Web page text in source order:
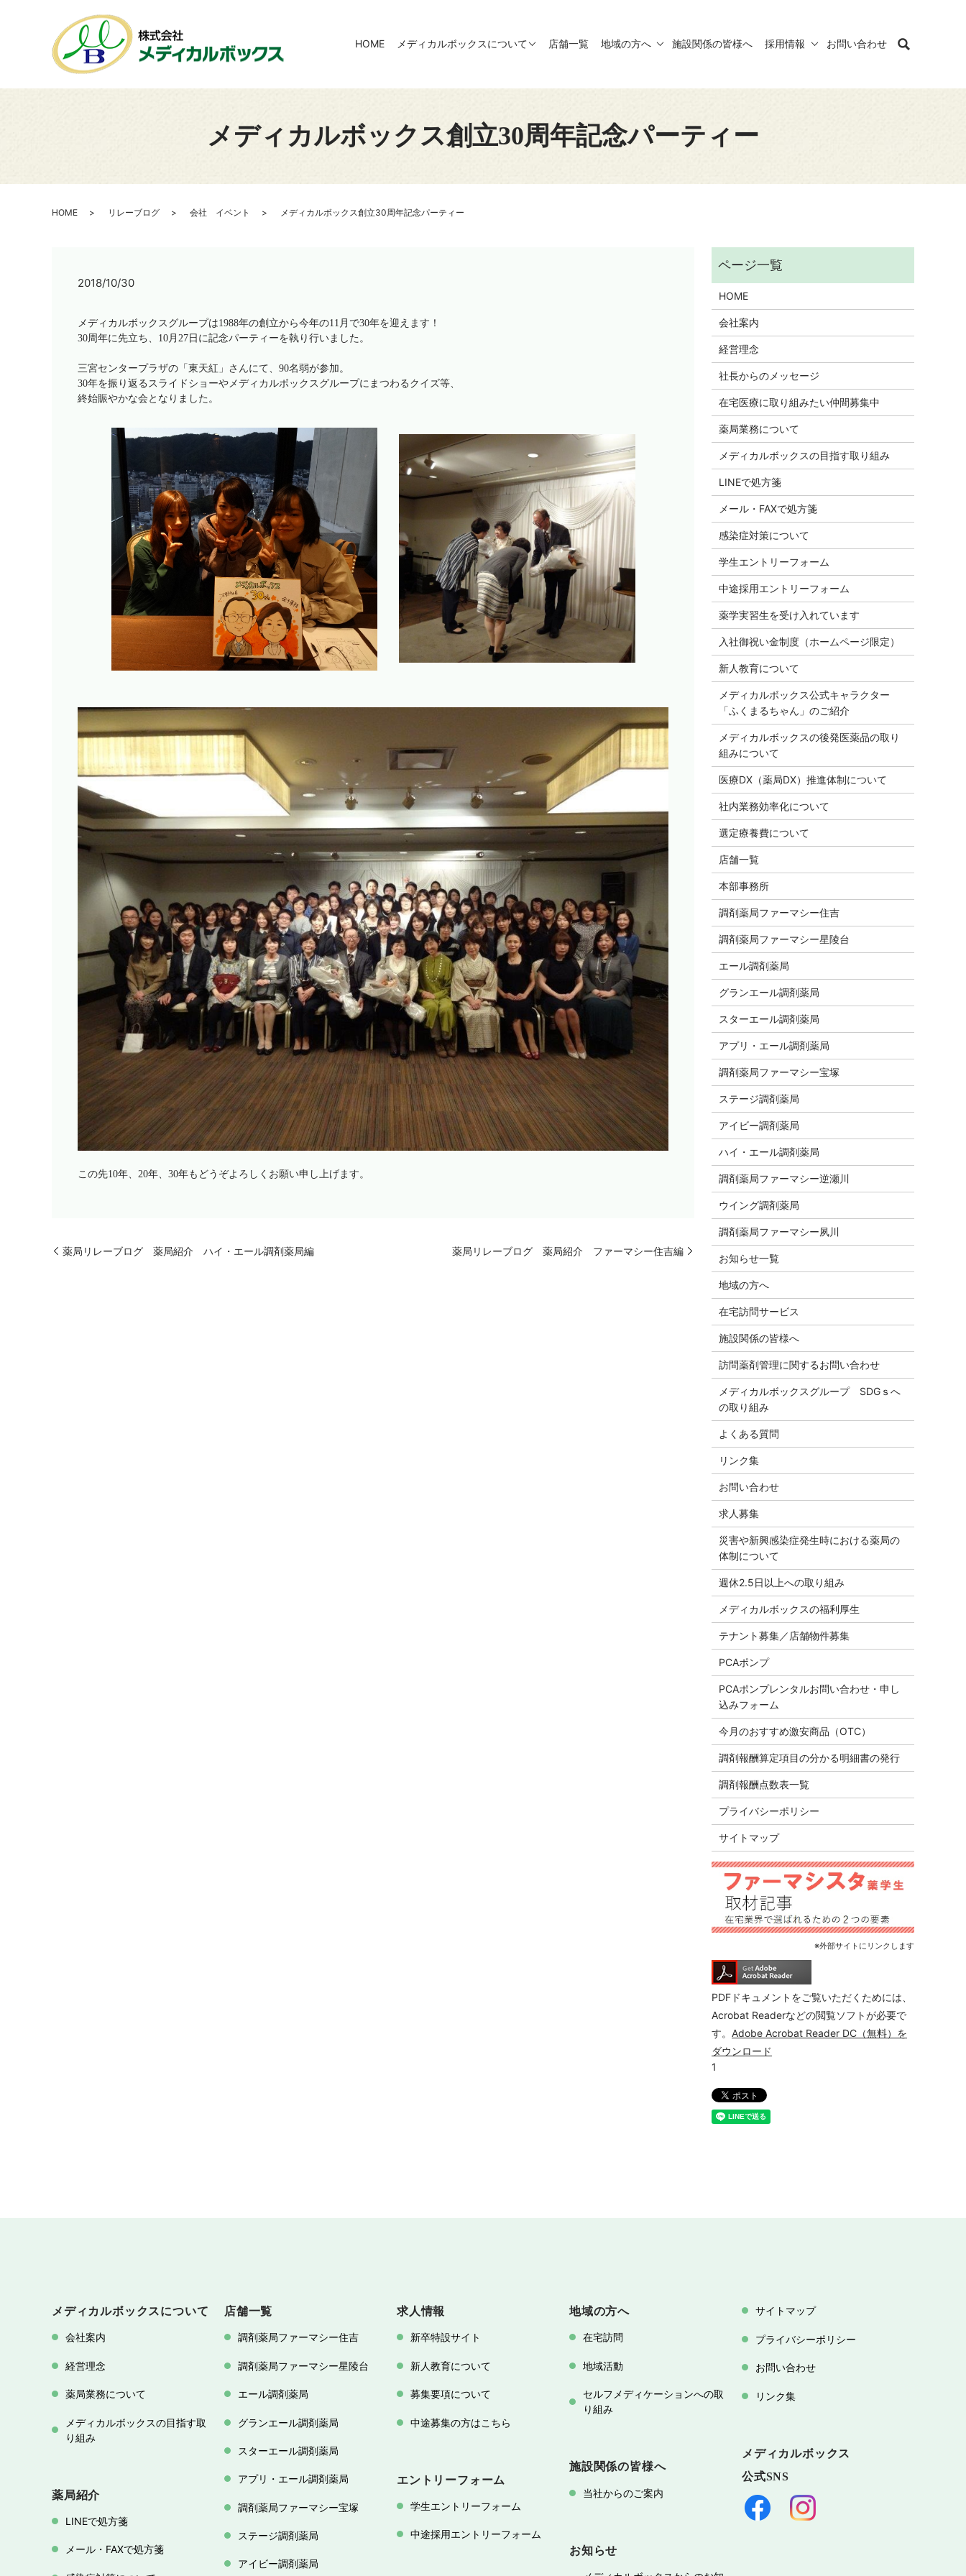
HOME メディカルボックスについて 店舗一覧 地域の方へ 施設関係の皆様へ 採用情報 お問い合わせ
メディカルボックス創立30周年記念パーティー
HOME リレーブログ 会社 イベント メディカルボックス創立30周年記念パーティー
2018/10/30
メディカルボックスグループは1988年の創立から今年の11月で30年を迎えます！
30周年に先立ち、10月27日に記念パーティーを執り行いました。
三宮センタープラザの「東天紅」さんにて、90名弱が参加。
30年を振り返るスライドショーやメディカルボックスグループにまつわるクイズ等、
終始賑やかな会となりました。
この先10年、20年、30年もどうぞよろしくお願い申し上げます。
薬局リレーブログ 薬局紹介 ハイ・エール調剤薬局編 薬局リレーブログ 薬局紹介 ファーマシー住吉編
HOME
会社案内
経営理念
社長からのメッセージ
在宅医療に取り組みたい仲間募集中
薬局業務について
メディカルボックスの目指す取り組み
LINEで処方箋
メール・FAXで処方箋
感染症対策について
学生エントリーフォーム
中途採用エントリーフォーム
薬学実習生を受け入れています
入社御祝い金制度（ホームページ限定）
新人教育について
メディカルボックス公式キャラクター
「ふくまるちゃん」のご紹介
メディカルボックスの後発医薬品の取り
組みについて
医療DX（薬局DX）推進体制について
社内業務効率化について
選定療養費について
店舗一覧
本部事務所
調剤薬局ファーマシー住吉
調剤薬局ファーマシー星陵台
エール調剤薬局
グランエール調剤薬局
スターエール調剤薬局
アプリ・エール調剤薬局
調剤薬局ファーマシー宝塚
ステージ調剤薬局
アイビー調剤薬局
ハイ・エール調剤薬局
調剤薬局ファーマシー逆瀬川
ウイング調剤薬局
調剤薬局ファーマシー夙川
お知らせ一覧
地域の方へ
在宅訪問サービス
施設関係の皆様へ
訪問薬剤管理に関するお問い合わせ
メディカルボックスグループ SDGｓへ
の取り組み
よくある質問
リンク集
お問い合わせ
求人募集
災害や新興感染症発生時における薬局の
体制について
週休2.5日以上への取り組み
メディカルボックスの福利厚生
テナント募集／店舗物件募集
PCAポンプ
PCAポンプレンタルお問い合わせ・申し
込みフォーム
今月のおすすめ激安商品（OTC）
調剤報酬算定項目の分かる明細書の発行
調剤報酬点数表一覧
プライバシーポリシー
サイトマップ
※外部サイトにリンクします
PDFドキュメントをご覧いただくためには、
Acrobat Readerなどの閲覧ソフトが必要で
す。 Adobe Acrobat Reader DC（無料）を
ダウンロード
メディカルボックスについて
会社案内
経営理念
薬局業務について
メディカルボックスの目指す取
り組み
薬局紹介
LINEで処方箋
メール・FAXで処方箋
店舗一覧
調剤薬局ファーマシー住吉
調剤薬局ファーマシー星陵台
エール調剤薬局
グランエール調剤薬局
スターエール調剤薬局
アプリ・エール調剤薬局
調剤薬局ファーマシー宝塚
ステージ調剤薬局
アイビー調剤薬局
求人情報
新卒特設サイト
新人教育について
募集要項について
中途募集の方はこちら
エントリーフォーム
学生エントリーフォーム
中途採用エントリーフォーム
地域の方へ
在宅訪問
地域活動
セルフメディケーションへの取
り組み
施設関係の皆様へ
当社からのご案内
お知らせ
サイトマップ
プライバシーポリシー
お問い合わせ
リンク集
メディカルボックス
公式SNS